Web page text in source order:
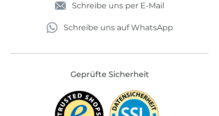
Schreibe uns per E-Mail
Schreibe uns auf WhatsApp
Geprüfte Sicherheit